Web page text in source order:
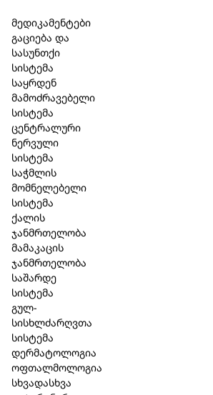
მედიკამენტები
გაციება და
სასუნთქი
სისტემა
საყრდენ
მამოძრავებელი
სისტემა
ცენტრალური
ნერვული
სისტემა
საჭმლის
მომნელებელი
სისტემა
ქალის
ჯანმრთელობა
მამაკაცის
ჯანმრთელობა
საშარდე
სისტემა
გულ-
სისხლძარღვთა
სისტემა
დერმატოლოგია
ოფთალმოლოგია
სხვადასხვა
შპაიკი Natural Aktiv &
სასაჩუქრე ნაკრები
კატეგორია:სასაჩუქრე ნაკრებები
მოკლე აღწერა
შპაიკი Natural Aktiv ტანის ზეთი